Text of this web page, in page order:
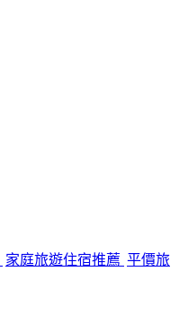
家庭旅遊住宿推薦 平價旅